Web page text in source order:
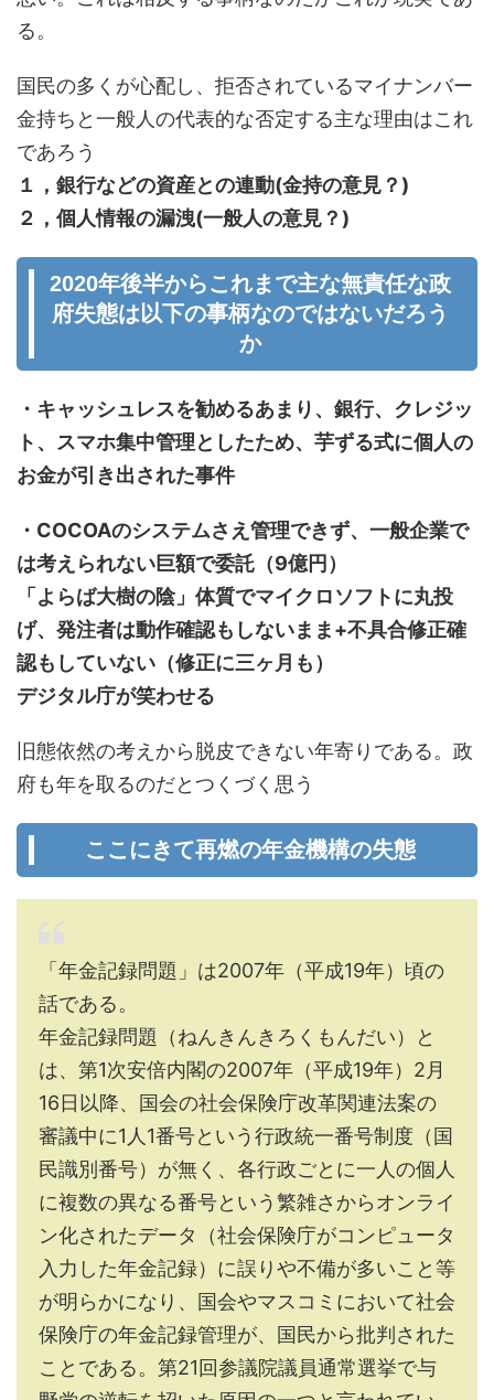
る。
国民の多くが心配し、拒否されているマイナンバー
金持ちと一般人の代表的な否定する主な理由はこれ
であろう
１，銀行などの資産との連動(金持の意見？)
２，個人情報の漏洩(一般人の意見？)
2020年後半からこれまで主な無責任な政
府失態は以下の事柄なのではないだろう
か
・キャッシュレスを勧めるあまり、銀行、クレジッ
ト、スマホ集中管理としたため、芋ずる式に個人の
お金が引き出された事件
・COCOAのシステムさえ管理できず、一般企業で
は考えられない巨額で委託（9億円）
「よらば大樹の陰」体質でマイクロソフトに丸投
げ、発注者は動作確認もしないまま+不具合修正確
認もしていない（修正に三ヶ月も）
デジタル庁が笑わせる
旧態依然の考えから脱皮できない年寄りである。政
府も年を取るのだとつくづく思う
ここにきて再燃の年金機構の失態
「年金記録問題」は2007年（平成19年）頃の
話である。
年金記録問題（ねんきんきろくもんだい）と
は、第1次安倍内閣の2007年（平成19年）2月
16日以降、国会の社会保険庁改革関連法案の
審議中に1人1番号という行政統一番号制度（国
民識別番号）が無く、各行政ごとに一人の個人
に複数の異なる番号という繁雑さからオンライ
ン化されたデータ（社会保険庁がコンピュータ
入力した年金記録）に誤りや不備が多いこと等
が明らかになり、国会やマスコミにおいて社会
保険庁の年金記録管理が、国民から批判された
ことである。第21回参議院議員通常選挙で与